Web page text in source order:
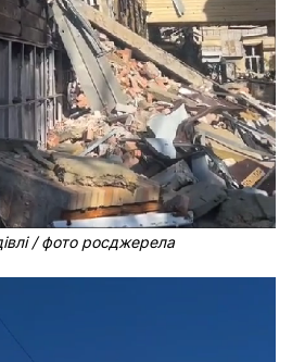
/ фото росджерела